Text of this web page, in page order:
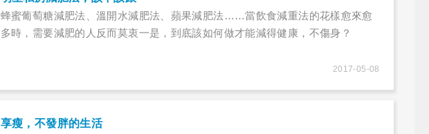
蜂蜜葡萄糖減肥法、溫開水減肥法、蘋果減肥法……當飲食減重法的花樣愈來愈
多時，需要減肥的人反而莫衷一是，到底該如何做才能減得健康，不傷身？
2017-05-08
享瘦，不發胖的生活